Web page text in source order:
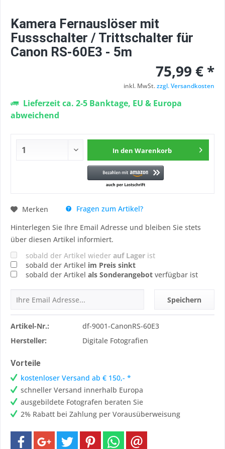
Kamera Fernauslöser mit
Fussschalter / Trittschalter für
Canon RS-60E3 - 5m
75,99 € *
inkl. MwSt.zzgl. Versandkosten
Lieferzeit ca. 2-5 Banktage, EU & Europa
abweichend
In den Warenkorb
Merken
Fragen zum Artikel?
Hinterlegen Sie Ihre Email Adresse und bleiben Sie stets
über diesen Artikel informiert.
sobald der Artikel wieder auf Lager ist
sobald der Artikel im Preis sinkt
sobald der Artikel als Sonderangebot verfügbar ist
Speichern
Artikel-Nr.:
df-9001-CanonRS-60E3
Hersteller:
Digitale Fotografien
Vorteile
kostenloser Versand ab € 150,- *
schneller Versand innerhalb Europa
ausgebildete Fotografen beraten Sie
2% Rabatt bei Zahlung per Vorausüberweisung